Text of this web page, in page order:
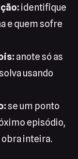
identifique
e quem sofre
anote só as
usando
se um ponto
episódio,
obra inteira.